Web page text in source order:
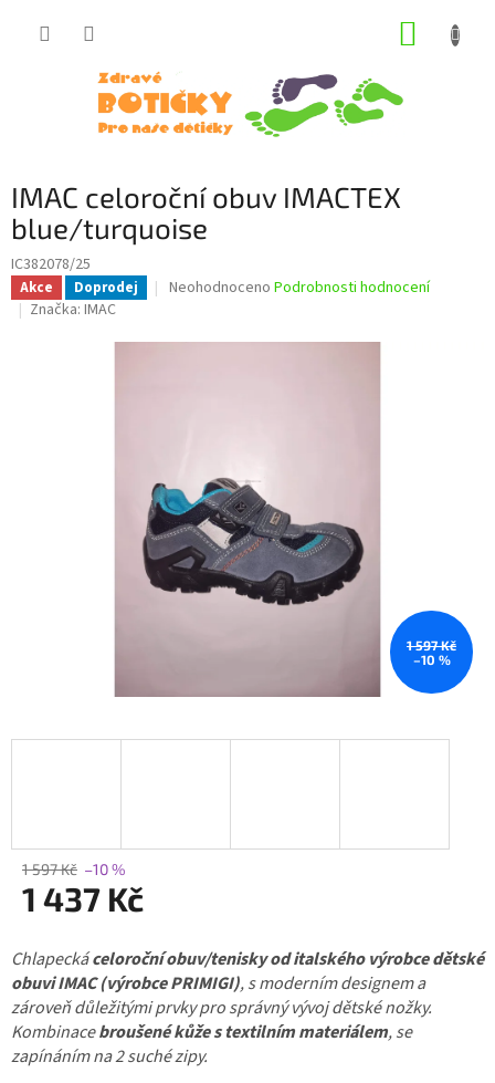
IMAC celoroční obuv IMACTEX
blue/turquoise
IC382078/25
Akce Doprodej
Průměrné
je
Neohodnoceno Podrobnosti hodnocení
Značka: IMAC
1 597 Kč
–10 %
1 597 Kč –10 %
1 437 Kč
cena:
Chlapeckáceloroční obuv/tenisky od italského výrobce dětské
obuvi IMAC (výrobce PRIMIGI), s moderním designem a
zároveň důležitými prvky pro správný vývoj dětské nožky.
Kombinacebroušené kůže s textilním materiálem, se
zapínáním na 2 suché zipy.